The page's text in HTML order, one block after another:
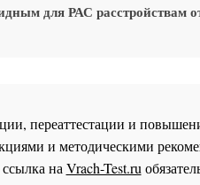
для РАС расстройствам
переаттестации и
и методическими
на Vrach-Test.ru